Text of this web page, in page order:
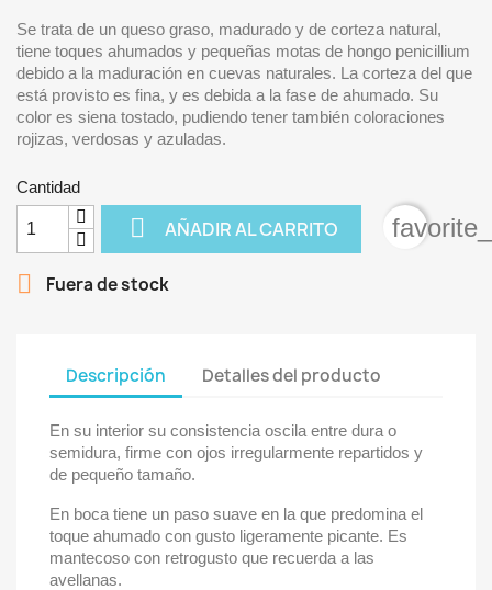
Se trata de un queso graso, madurado y de corteza natural,
tiene toques ahumados y pequeñas motas de hongo penicillium
debido a la maduración en cuevas naturales. La corteza del que
está provisto es fina, y es debida a la fase de ahumado. Su
color es siena tostado, pudiendo tener también coloraciones
rojizas, verdosas y azuladas.
Cantidad
 AÑADIR AL CARRITO

Fuera de stock
Descripción Detalles del producto
En su interior su consistencia oscila entre dura o
semidura, firme con ojos irregularmente repartidos y
de pequeño tamaño.
En boca tiene un paso suave en la que predomina el
toque ahumado con gusto ligeramente picante. Es
mantecoso con retrogusto que recuerda a las
avellanas.